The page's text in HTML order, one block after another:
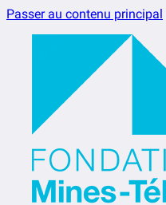
Passer au contenu principal